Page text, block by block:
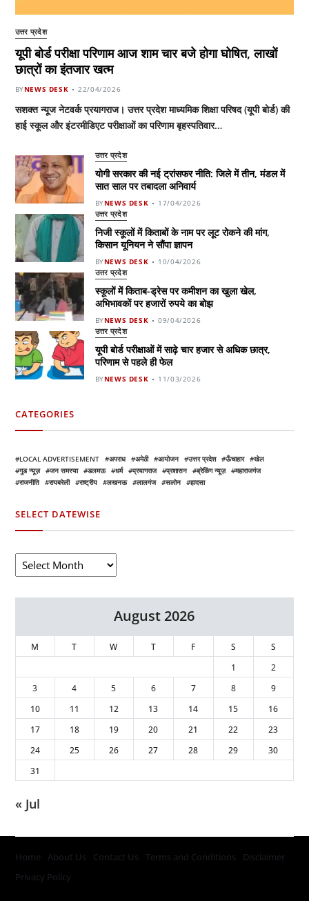
उत्तर प्रदेश
यूपी बोर्ड परीक्षा परिणाम आज शाम चार बजे होगा घोषित, लाखों
छात्रों का इंतजार खत्म
BYNEWS DESK 22/04/2026
सशक्त न्यूज नेटवर्क प्रयागराज। उत्तर प्रदेश माध्यमिक शिक्षा परिषद (यूपी बोर्ड) की
हाई स्कूल और इंटरमीडिएट परीक्षाओं का परिणाम बृहस्पतिवार…
उत्तर प्रदेश
योगी सरकार की नई ट्रांसफर नीति: जिले में तीन, मंडल में
सात साल पर तबादला अनिवार्य
BYNEWS DESK 17/04/2026
उत्तर प्रदेश
निजी स्कूलों में किताबों के नाम पर लूट रोकने की मांग,
किसान यूनियन ने सौंपा ज्ञापन
BYNEWS DESK 10/04/2026
उत्तर प्रदेश
स्कूलों में किताब-ड्रेस पर कमीशन का खुला खेल,
अभिभावकों पर हजारों रुपये का बोझ
BYNEWS DESK 09/04/2026
उत्तर प्रदेश
यूपी बोर्ड परीक्षाओं में साढ़े चार हजार से अधिक छात्र,
परिणाम से पहले ही फेल
BYNEWS DESK 11/03/2026
CATEGORIES
LOCAL ADVERTISEMENT अपराध अमेठी आयोजन उत्तर प्रदेश ऊँचाहार
खेल
गुड न्यूज़
जन समस्या डलमऊ धर्म प्रयागराज प्रशासन ब्रेकिंग न्यूज़
महाराजगंज
राजनीति
रायबरेली राष्ट्रीय लखनऊ लालगंज सलोन हादसा
SELECT DATEWISE
August 2026
M T W T F S
S
1
2
3
4 5 6 7 8
9
10
11 12 13 14 15
16
17
18 19 20 21 22
23
24
25 26 27 28 29
30
31
« Jul
Home About Us Contact Us Terms and Conditions
Disclaimer
Privacy Policy